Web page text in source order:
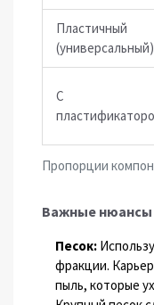
Пропорции
Пластичный
(универсальный)
С
Важные нюансы
Песок:
фракции.
пыль, которые